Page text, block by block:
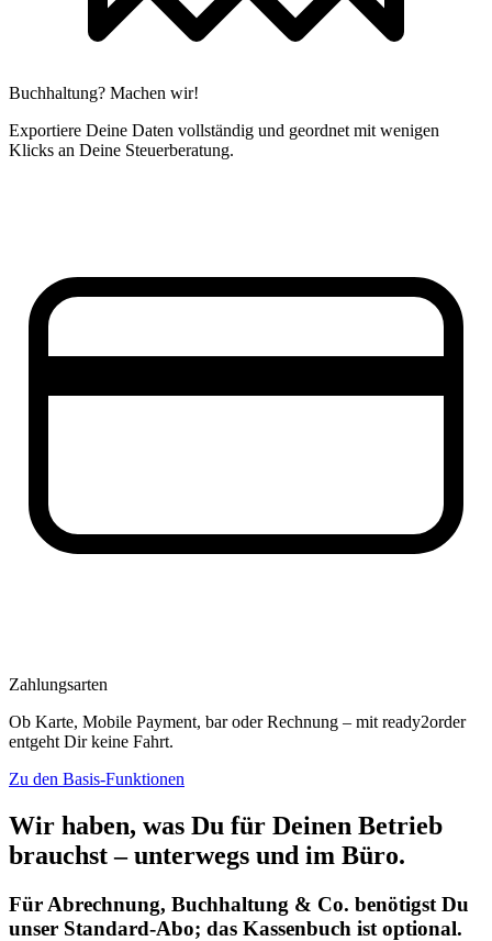
Buchhaltung? Machen wir!
Exportiere Deine Daten vollständig und geordnet mit wenigen
Klicks an Deine Steuerberatung.
Zahlungsarten
Ob Karte, Mobile Payment, bar oder Rechnung – mit ready2order
entgeht Dir keine Fahrt.
Zu den Basis-Funktionen
Wir haben, was Du für Deinen Betrieb
brauchst – unterwegs und im Büro.
Für Abrechnung, Buchhaltung & Co. benötigst Du
unser Standard-Abo; das Kassenbuch ist optional.